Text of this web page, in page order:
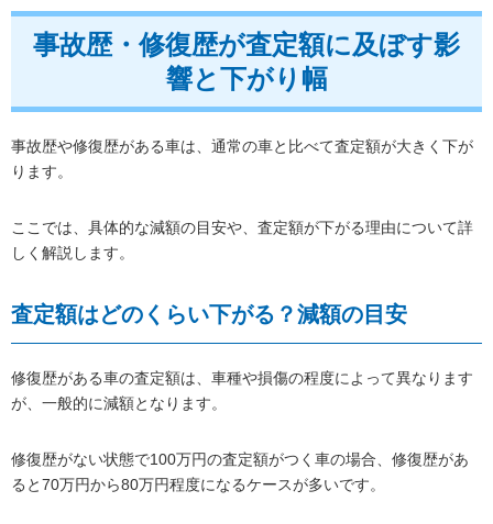
事故歴・修復歴が査定額に及ぼす影
響と下がり幅
事故歴や修復歴がある車は、通常の車と比べて査定額が大きく下が
ります。
ここでは、具体的な減額の目安や、査定額が下がる理由について詳
しく解説します。
査定額はどのくらい下がる？減額の目安
修復歴がある車の査定額は、車種や損傷の程度によって異なります
が、一般的に減額となります。
修復歴がない状態で100万円の査定額がつく車の場合、修復歴があ
ると70万円から80万円程度になるケースが多いです。